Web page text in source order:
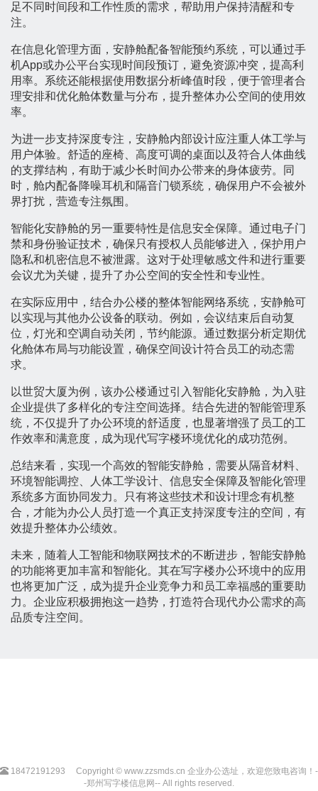
足不同时间段和工作性质的需求，帮助用户保持清醒和专
注。
在信息化管理方面，安静舱配备智能预约系统，可以通过手
机App或办公平台实现时间段预订，避免资源冲突，提高利
用率。系统还能根据使用数据分析峰值时段，便于管理者合
理安排和优化舱体数量与分布，提升整体办公空间的使用效
率。
为进一步支持深度专注，安静舱内部设计应注重人体工学与
用户体验。舒适的座椅、高度可调的桌面以及符合人体曲线
的支撑结构，有助于减少长时间办公带来的身体疲劳。同
时，舱内配备降噪耳机和隔音门锁系统，确保用户不会被外
界打扰，营造专注氛围。
智能化安静舱的另一重要特性是信息安全保障。通过电子门
禁和身份验证技术，确保只有授权人员能够进入，保护用户
隐私和机密信息不被泄露。这对于处理敏感文件和进行重要
会议尤为关键，提升了办公空间的安全性和专业性。
在实际应用中，结合办公楼的整体智能网络系统，安静舱可
以实现与其他办公设备的联动。例如，会议结束后自动复
位，灯光和空调自动关闭，节约能源。通过数据分析定期优
化舱体布局与功能设置，确保空间设计符合员工的动态需
求。
以世贸大厦为例，该办公楼通过引入智能化安静舱，为入驻
企业提供了多样化的专注空间选择。结合先进的智能管理系
统，不仅提升了办公环境的舒适度，也显著增强了员工的工
作效率和满意度，成为现代写字楼环境优化的成功范例。
总结来看，实现一个高效的智能安静舱，需要从隔音材料、
环境智能调控、人体工学设计、信息安全保障及智能化管理
系统多方面协同发力。只有将这些技术和设计理念有机整
合，才能为办公人员打造一个真正支持深度专注的空间，有
效提升整体办公绩效。
未来，随着人工智能和物联网技术的不断进步，智能安静舱
的功能将更加丰富和智能化。其在写字楼办公环境中的应用
也将更加广泛，成为提升企业竞争力和员工幸福感的重要助
力。企业应积极拥抱这一趋势，打造符合现代办公需求的高
品质专注空间。
18472191293
Copyright © www.zzsmds.cn 企业办公选址，欢迎您致电咨询！-
-郑州写字楼信息网-- All rights reserved.